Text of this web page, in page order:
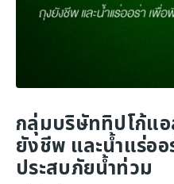
กลุ่มบริษัททิปโก้แ
ยังชีพ และน้ำแร่อ
ประสบภัยน้ำท่วม